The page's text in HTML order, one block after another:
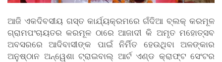
ଆଜି ଏକଦିବସୀୟ ଗସ୍ତ କାର୍ଯ୍ୟକ୍ରମରେ ଗଁଦିଆ ବ୍ଲକ୍ କରମୂଳ
ଗ୍ରାମପଂଚାୟତର କରମୂଳ ଠାରେ ଆଜାଦୀ କି ଅମୃତ ମହୋତ୍ସବ
ଅବସରରେ ଆଦିବାସୀଙ୍କ ପାଇଁ ନିର୍ମିତ ହେଉଥିବା ଅଳଙ୍କାର
ଅନୁଷ୍ଠାନ ଅନ୍ୱେଶା ଟ୍ରାଇବାଲ୍ ଆର୍ଟ ଏଣ୍ଡ କ୍ରାଫ୍ଟ ସେଂଟର